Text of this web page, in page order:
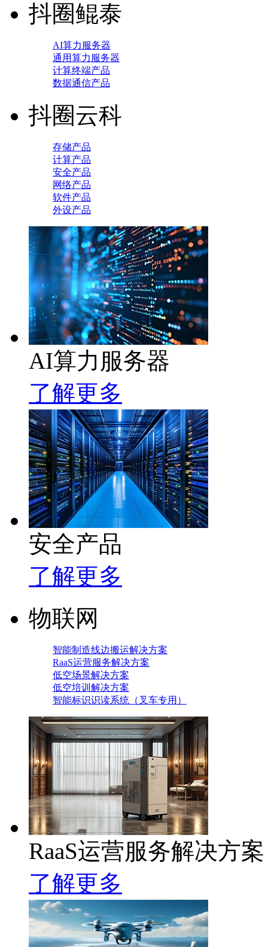
抖圈鲲泰
AI算力服务器
通用算力服务器
计算终端产品
数据通信产品
抖圈云科
存储产品
计算产品
安全产品
网络产品
软件产品
外设产品
AI算力服务器
了解更多
安全产品
了解更多
物联网
智能制造线边搬运解决方案
RaaS运营服务解决方案
低空场景解决方案
低空培训解决方案
智能标识识读系统（叉车专用）
RaaS运营服务解决方案
了解更多